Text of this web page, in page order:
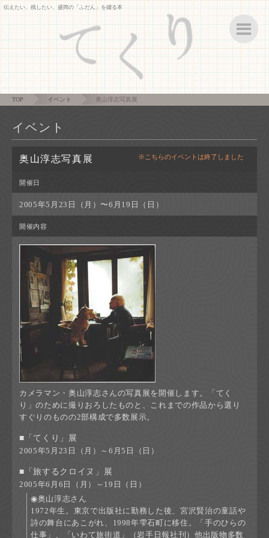
伝えたい、残したい、盛岡の「ふだん」を綴る本
TOP イベント 奥山淳志写真展
イベント
奥山淳志写真展 ※こちらのイベントは終了しました
開催日
2005年5月23日（月）〜6月19日（日）
開催内容
カメラマン・奥山淳志さんの写真展を開催します。「てく
り」のために撮りおろしたものと、これまでの作品から選り
すぐりのものの2部構成で多数展示。
■「てくり」展
2005年5月23日（月）～6月5日（日）
■「旅するクロイヌ」展
2005年6月6日（月）～19日（日）
◉奥山淳志さん
1972年生。東京で出版社に勤務した後、宮沢賢治の童話や
詩の舞台にあこがれ、1998年雫石町に移住。「手のひらの
仕事」、「いわて旅街道」（岩手日報社刊）他出版物多数